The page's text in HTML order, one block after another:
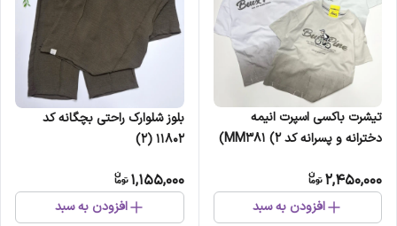
تیشرت باکسی اسپرت انیمه
دخترانه و پسرانه کد MM381 (2)
2,450,000
افزودن به سبد
بلوز شلوارک راحتی بچگانه کد
11802 (2)
1,155,000
افزودن به سبد